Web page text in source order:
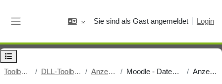
Sie sind als Gast angemeldet Login
Kursindex öffnen
Toolboard DLL-Toolboard Anzeigen Moodle - Datenbank Anzeigen